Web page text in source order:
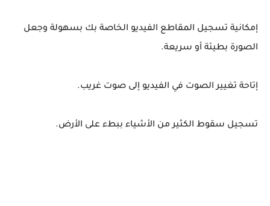
إمكانية تسجيل المقاطع الفيديو الخاصة بك بسهولة وجعل
الصورة بطيئة أو سريعة.
إتاحة تغيير الصوت في الفيديو إلى صوت غريب.
تسجيل سقوط الكثير من الأشياء ببطء على الأرض.